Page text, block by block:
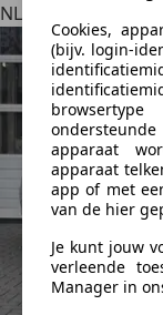
NL 1424 NW
Cookies,
(bijv. login-
apparaat
apparaat
app of met
van de hier
Je kunt jouw
verleende
Manager in